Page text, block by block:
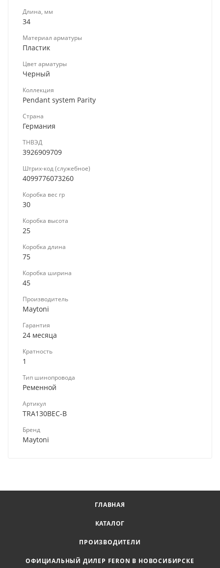
Длина, мм
34
Материал арматуры
Пластик
Цвет арматуры
Черный
Коллекция
Pendant system Parity
Страна
Германия
ТНВЭД
3926909709
Штрих-код (служебное)
4099776073260
Коробка вес гр
30
Коробка высота
25
Коробка длина
75
Коробка ширина
45
Производитель
Maytoni
Гарантия
24 месяца
Кратность
1
Тип шинопровода
Ременной
Артикул
TRA130BEC-B
Бренд
Maytoni
ГЛАВНАЯ
КАТАЛОГ
ПРОИЗВОДИТЕЛИ
ОФИЦИАЛЬНЫЙ ДИЛЕР FERON В НОВОСИБИРСКЕ